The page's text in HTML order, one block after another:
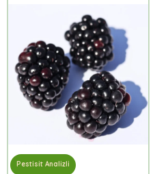
Pestisit Analizli